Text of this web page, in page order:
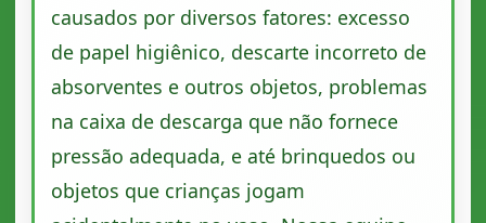
causados por diversos fatores: excesso
de papel higiênico, descarte incorreto de
absorventes e outros objetos, problemas
na caixa de descarga que não fornece
pressão adequada, e até brinquedos ou
objetos que crianças jogam